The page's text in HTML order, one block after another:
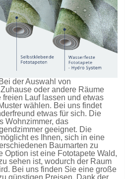
der Auswahl von
oder andere Räume
freien Lauf lassen und etwas
wählen. Bei uns findet
etwas für sich. Die
Wohnzimmer, das
geeignet. Die
es Ihnen, sich in eine
Baumarten zu
Option ist eine Fototapete Wald,
sehen ist, wodurch der Raum
Bei uns finden Sie eine große
günstigen Preisen. Dank der